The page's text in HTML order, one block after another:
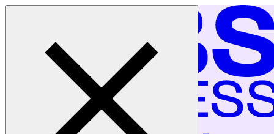
Inicio
Profesores
Daniel Gil Plazas
profesores